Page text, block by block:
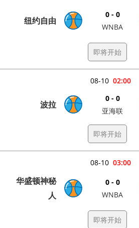
纽约自由
0 - 0
WNBA
即将开始
02:00
08-10
波拉
0 - 0
亚海联
即将开始
03:00
08-10
华盛顿神秘
人
0 - 0
WNBA
即将开始